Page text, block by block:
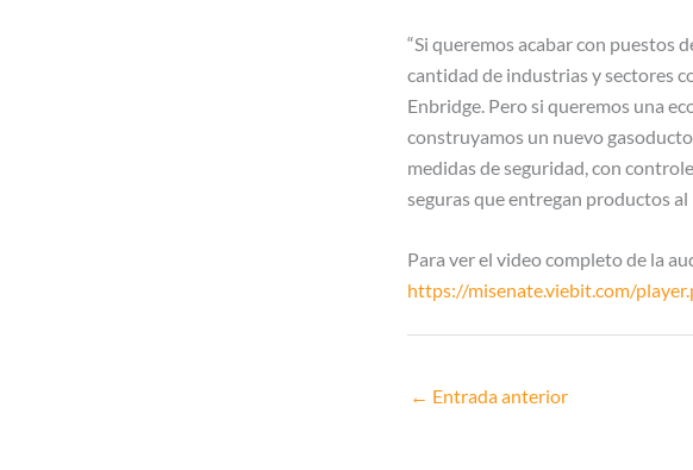
“Si queremos acabar con puestos
cantidad de industrias y sectores
Enbridge. Pero si queremos una
construyamos un nuevo
medidas de seguridad, con
seguras que entregan productos
Para ver el video completo de la
https://misenate.viebit.com/
← Entrada anterior